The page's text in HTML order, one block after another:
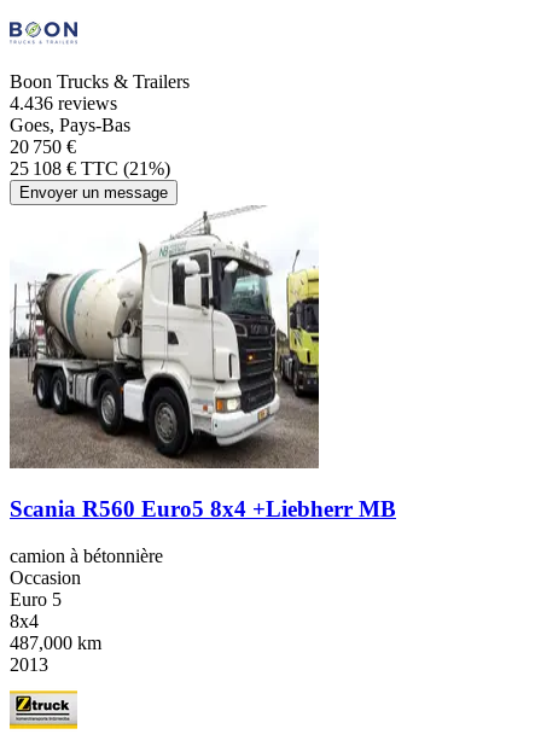
Boon Trucks & Trailers
4.436 reviews
Goes, Pays-Bas
20 750 €
25 108 € TTC (21%)
Envoyer un message
Scania R560 Euro5 8x4 +Liebherr MB
camion à bétonnière
Occasion
Euro 5
8x4
487,000 km
2013